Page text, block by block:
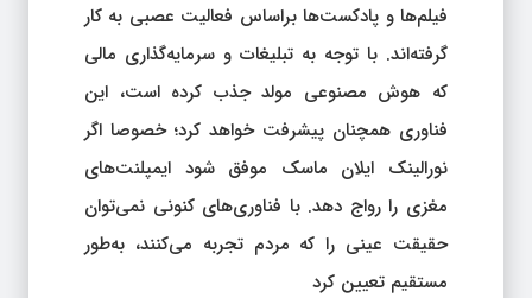
فیلم‌ها و پادکست‌ها براساس فعالیت عصبی به کار
گرفته‌اند. با توجه به تبلیغات و سرمایه‌گذاری مالی
که هوش مصنوعی مولد جذب کرده است، این
فناوری همچنان پیشرفت خواهد کرد؛ خصوصا اگر
نورالینک ایلان ماسک موفق شود ایمپلنت‌های
مغزی را رواج دهد. با فناوری‌های کنونی نمی‌توان
حقیقت عینی را که مردم تجربه می‌کنند، به‌طور
مستقیم تعیین کرد